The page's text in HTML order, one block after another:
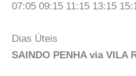
07:05 09:15 11:15 13:15
Dias Úteis
SAINDO PENHA via VILA